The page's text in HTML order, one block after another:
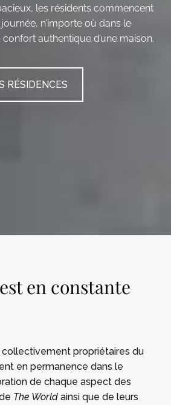
les résidents commencent
n’importe où dans le
authentique d’une maison.
RÉSIDENCES
en constante
propriétaires du
en permanence dans le
de chaque aspect des
The World ainsi que de leurs